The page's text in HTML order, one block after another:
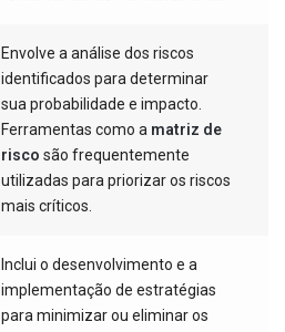
Envolve a análise dos riscos
identificados para determinar
sua probabilidade e impacto.
Ferramentas como a matriz de
risco são frequentemente
utilizadas para priorizar os riscos
mais críticos.
Inclui o desenvolvimento e a
implementação de estratégias
para minimizar ou eliminar os